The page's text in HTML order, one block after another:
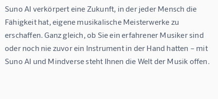
Suno AI verkörpert eine Zukunft, in der jeder Mensch die
Fähigkeit hat, eigene musikalische Meisterwerke zu
erschaffen. Ganz gleich, ob Sie ein erfahrener Musiker sind
oder noch nie zuvor ein Instrument in der Hand hatten – mit
Suno AI und Mindverse steht Ihnen die Welt der Musik offen.